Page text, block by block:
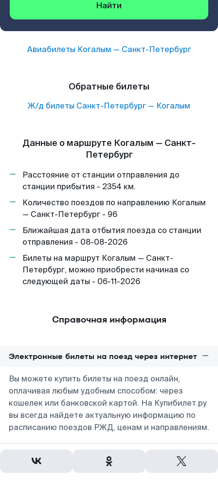
Найти
Авиабилеты Когалым — Санкт-Петербург
Обратные билеты
Ж/д билеты Санкт-Петербург — Когалым
Данные о маршруте Когалым — Санкт-
Петербург
Расстояние от станции отправления до
станции прибытия - 2354 км.
Количество поездов по направлению Когалым
— Санкт-Петербург - 96
Ближайшая дата отбытия поезда со станции
отправления - 08-08-2026
Билеты на маршрут Когалым — Санкт-
Петербург, можно приобрести начиная со
следующей даты - 06-11-2026
Справочная информация
Электронные билеты на поезд через интернет
Вы можете купить билеты на поезд онлайн,
оплачивая любым удобным способом: через
кошелек или банковской картой. На Купибилет.ру
вы всегда найдете актуальную информацию по
расписанию поездов РЖД, ценам и направлениям.